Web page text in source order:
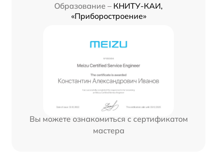
Образование – КНИТУ-КАИ,
«Приборостроение»
Вы можете ознакомиться с сертификатом
мастера